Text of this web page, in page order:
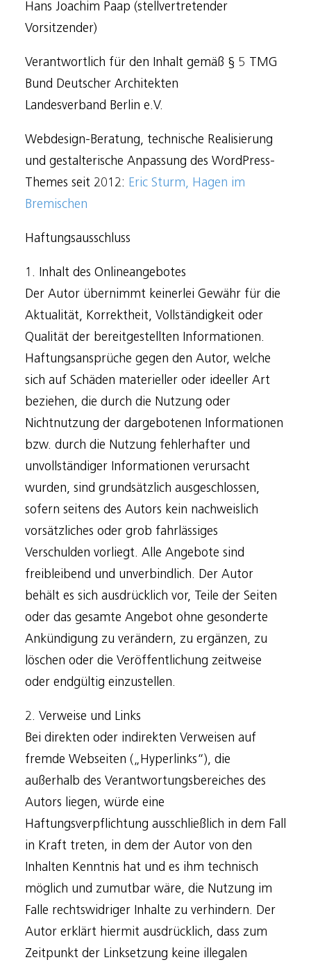
Hans Joachim Paap (stellvertretender
Vorsitzender)
Verantwortlich für den Inhalt gemäß § 5 TMG
Bund Deutscher Architekten
Landesverband Berlin e.V.
Webdesign-Beratung, technische Realisierung
und gestalterische Anpassung des WordPress-
Themes seit 2012: Eric Sturm, Hagen im
Bremischen
Haftungsausschluss
1. Inhalt des Onlineangebotes
Der Autor übernimmt keinerlei Gewähr für die
Aktualität, Korrektheit, Vollständigkeit oder
Qualität der bereitgestellten Informationen.
Haftungsansprüche gegen den Autor, welche
sich auf Schäden materieller oder ideeller Art
beziehen, die durch die Nutzung oder
Nichtnutzung der dargebotenen Informationen
bzw. durch die Nutzung fehlerhafter und
unvollständiger Informationen verursacht
wurden, sind grundsätzlich ausgeschlossen,
sofern seitens des Autors kein nachweislich
vorsätzliches oder grob fahrlässiges
Verschulden vorliegt. Alle Angebote sind
freibleibend und unverbindlich. Der Autor
behält es sich ausdrücklich vor, Teile der Seiten
oder das gesamte Angebot ohne gesonderte
Ankündigung zu verändern, zu ergänzen, zu
löschen oder die Veröffentlichung zeitweise
oder endgültig einzustellen.
2. Verweise und Links
Bei direkten oder indirekten Verweisen auf
fremde Webseiten („Hyperlinks“), die
außerhalb des Verantwortungsbereiches des
Autors liegen, würde eine
Haftungsverpflichtung ausschließlich in dem Fall
in Kraft treten, in dem der Autor von den
Inhalten Kenntnis hat und es ihm technisch
möglich und zumutbar wäre, die Nutzung im
Falle rechtswidriger Inhalte zu verhindern. Der
Autor erklärt hiermit ausdrücklich, dass zum
Zeitpunkt der Linksetzung keine illegalen